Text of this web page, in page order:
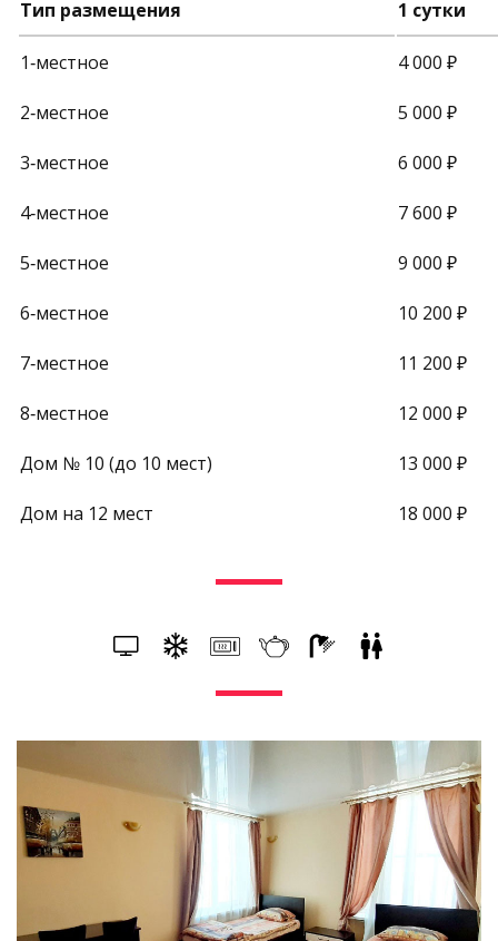
Тип размещения 1 сутки
1‑местное 4000 ₽
2‑местное 5 000 ₽
3‑местное 6 000 ₽
4‑местное 7600 ₽
5‑местное 9 000 ₽
6‑местное 10 200 ₽
7‑местное 11 200 ₽
8‑местное 12 000 ₽
Дом № 10 (до 10 мест) 13 000 ₽
Дом на 12 мест 18 000 ₽